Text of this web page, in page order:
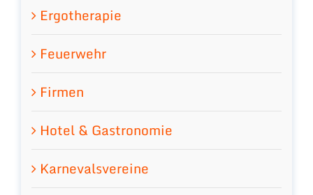
Ergotherapie
Feuerwehr
Firmen
Hotel & Gastronomie
Karnevalsvereine